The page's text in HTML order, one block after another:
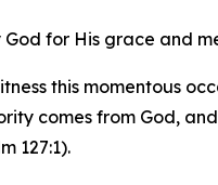
for His grace and
this momentous
comes from God, and
127:1).